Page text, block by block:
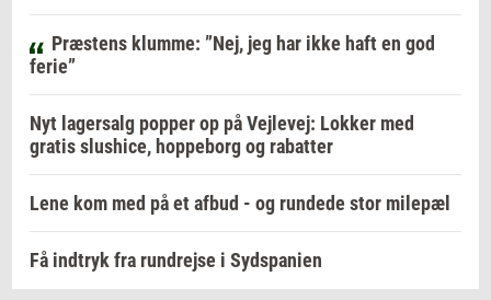
Præstens klumme: ”Nej, jeg har ikke haft en god
ferie”
Nyt lagersalg popper op på Vejlevej: Lokker med
gratis slushice, hoppeborg og rabatter
Lene kom med på et afbud - og rundede stor milepæl
Få indtryk fra rundrejse i Sydspanien